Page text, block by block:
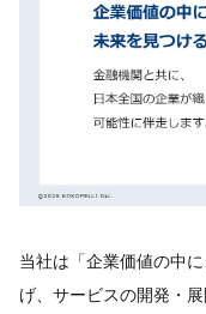
当社は「企業価値の中
げ、サービスの開発・展